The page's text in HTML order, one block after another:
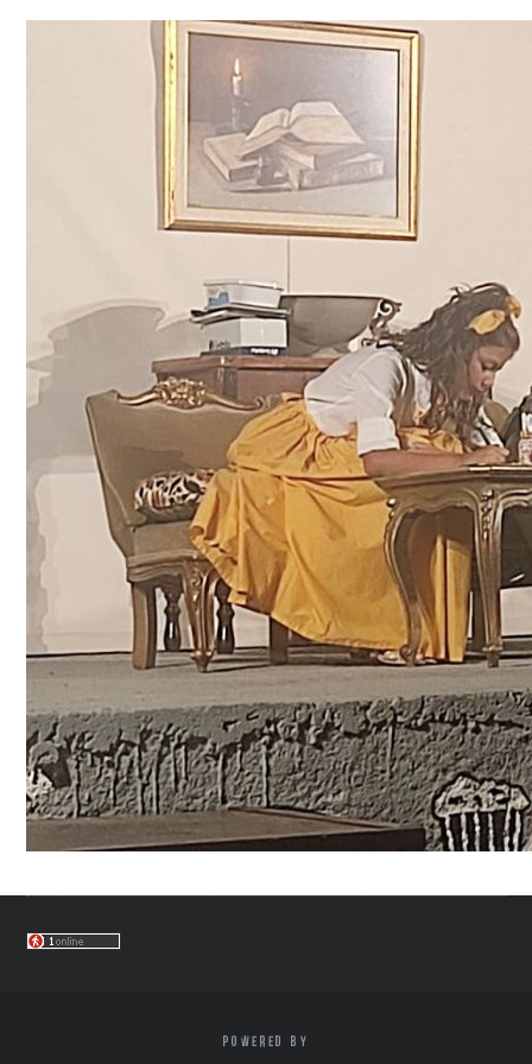
POWERED BY